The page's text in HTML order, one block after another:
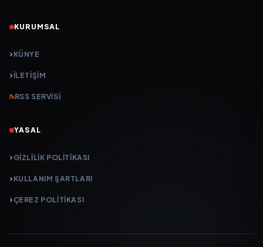
KURUMSAL
KÜNYE
İLETIŞIM
RSS SERVISI
YASAL
GIZLILIK POLITIKASI
KULLANIM ŞARTLARI
ÇEREZ POLITIKASI